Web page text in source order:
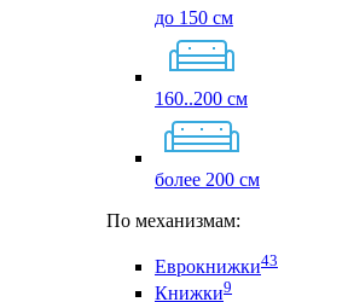
до 150 см
160..200 см
более 200 см
По механизмам:
Еврокнижки43
Книжки9